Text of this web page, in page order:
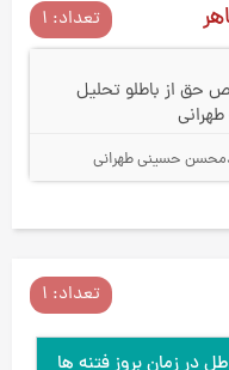
تعداد: 1
حق از باطلو تحلیل
حسینی طهرانی
تعداد: 1